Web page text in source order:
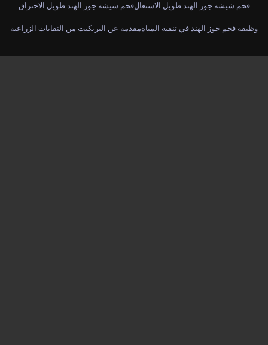
فحم شيشه جوز الهند طويل الاحتراقفحم شيشه جوز الهند طويل الاشتعال
مقدمة عن البريكيت من النفايات الزراعيةوظيفة فحم جوز الهند في تنقية المياه